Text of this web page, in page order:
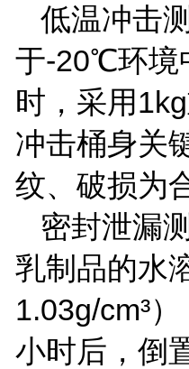
低温冲击
于-20℃环境
时，采用 1kg
冲击桶身关
纹、破损为
密封泄漏
乳制品的水
1.03g/cm³）
小时后，倒